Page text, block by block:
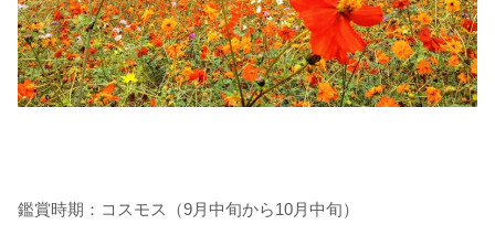
鑑賞時期：コスモス（9月中旬から10月中旬）